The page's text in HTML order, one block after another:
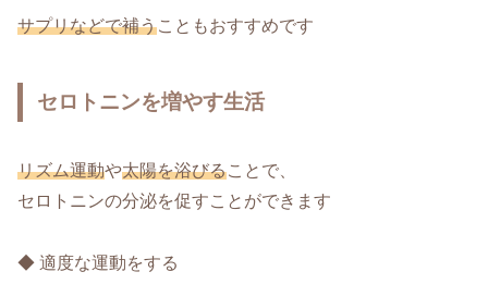
サプリなどで補うこともおすすめです
セロトニンを増やす生活
リズム運動や太陽を浴びることで、
セロトニンの分泌を促すことができます
◆ 適度な運動をする